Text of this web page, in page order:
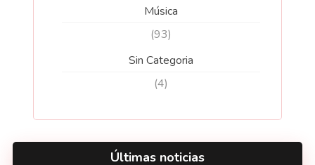
Música
(93)
Sin Categoria
(4)
Últimas noticias